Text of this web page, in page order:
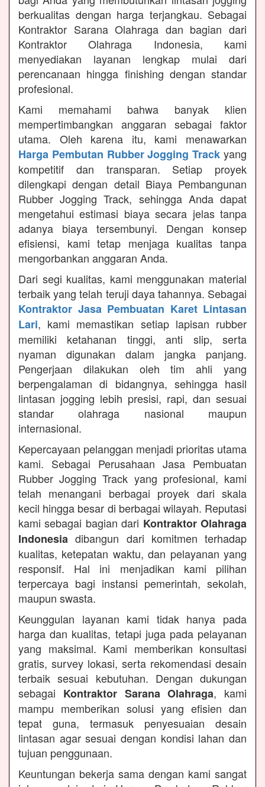
berkualitas dengan harga terjangkau. Sebagai
Kontraktor Sarana Olahraga dan bagian dari
Kontraktor Olahraga Indonesia, kami
menyediakan layanan lengkap mulai dari
perencanaan hingga finishing dengan standar
profesional.
Kami memahami bahwa banyak klien
mempertimbangkan anggaran sebagai faktor
utama. Oleh karena itu, kami menawarkan
Harga Pembutan Rubber Jogging Track yang
kompetitif dan transparan. Setiap proyek
dilengkapi dengan detail Biaya Pembangunan
Rubber Jogging Track, sehingga Anda dapat
mengetahui estimasi biaya secara jelas tanpa
adanya biaya tersembunyi. Dengan konsep
efisiensi, kami tetap menjaga kualitas tanpa
mengorbankan anggaran Anda.
Dari segi kualitas, kami menggunakan material
terbaik yang telah teruji daya tahannya. Sebagai
Kontraktor Jasa Pembuatan Karet Lintasan
Lari, kami memastikan setiap lapisan rubber
memiliki ketahanan tinggi, anti slip, serta
nyaman digunakan dalam jangka panjang.
Pengerjaan dilakukan oleh tim ahli yang
berpengalaman di bidangnya, sehingga hasil
lintasan jogging lebih presisi, rapi, dan sesuai
standar olahraga nasional maupun
internasional.
Kepercayaan pelanggan menjadi prioritas utama
kami. Sebagai Perusahaan Jasa Pembuatan
Rubber Jogging Track yang profesional, kami
telah menangani berbagai proyek dari skala
kecil hingga besar di berbagai wilayah. Reputasi
kami sebagai bagian dari Kontraktor Olahraga
Indonesia dibangun dari komitmen terhadap
kualitas, ketepatan waktu, dan pelayanan yang
responsif. Hal ini menjadikan kami pilihan
terpercaya bagi instansi pemerintah, sekolah,
maupun swasta.
Keunggulan layanan kami tidak hanya pada
harga dan kualitas, tetapi juga pada pelayanan
yang maksimal. Kami memberikan konsultasi
gratis, survey lokasi, serta rekomendasi desain
terbaik sesuai kebutuhan. Dengan dukungan
sebagai Kontraktor Sarana Olahraga, kami
mampu memberikan solusi yang efisien dan
tepat guna, termasuk penyesuaian desain
lintasan agar sesuai dengan kondisi lahan dan
tujuan penggunaan.
Keuntungan bekerja sama dengan kami sangat